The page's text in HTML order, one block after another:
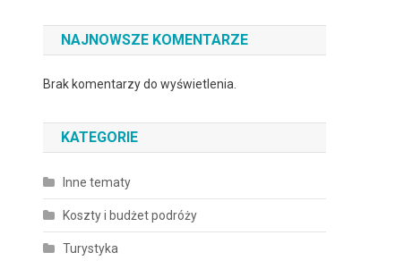
NAJNOWSZE KOMENTARZE
Brak komentarzy do wyświetlenia.
KATEGORIE
Inne tematy
Koszty i budżet podróży
Turystyka